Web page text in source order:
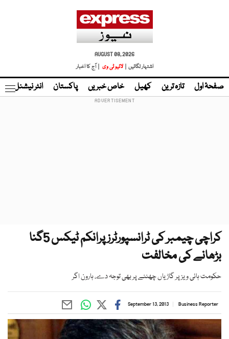
AUGUST 08, 2026
اشتہار لگائیں |
لائیو ٹی وی | آج کا اخبار
صفحۂ اول تازہ ترین کھیل خاص خبریں پاکستان انٹر نیشنل
کراچی چیمبر کی ٹرانسپورٹرز پرانکم ٹیکس 5گنا
بڑھانے کی مخالفت
حکومت ہائی ویز پر گاڑیاں چھننے پر بھی توجہ دے، ہارون اگر
Business Reporter
September 13, 2013